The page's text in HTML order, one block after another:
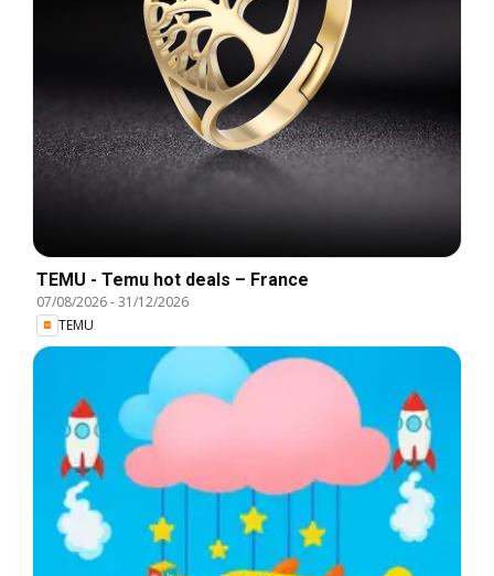
TEMU - Temu hot deals – France
07/08/2026-31/12/2026
TEMU